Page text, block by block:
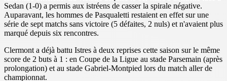
Sedan (1-0) a permis aux istréens de casser la spirale négative.
Auparavant, les hommes de Pasqualetti restaient en effet sur une
série de sept matchs sans victoire (5 défaites, 2 nuls) et n'avaient plus
marqué depuis six rencontres.
Clermont a déjà battu Istres à deux reprises cette saison sur le même
score de 2 buts à 1 : en Coupe de la Ligue au stade Parsemain (après
prolongation) et au stade Gabriel-Montpied lors du match aller de
championnat.